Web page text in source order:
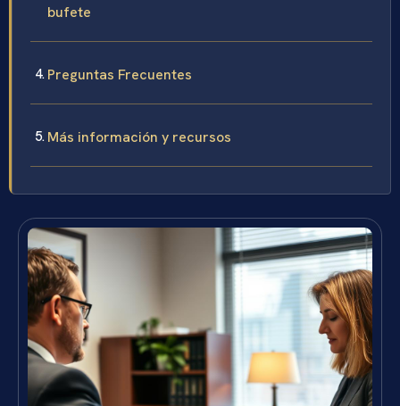
bufete
Preguntas Frecuentes
Más información y recursos